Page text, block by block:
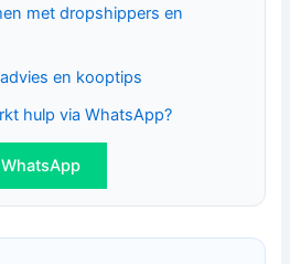
met dropshippers en
en kooptips
hulp via WhatsApp?